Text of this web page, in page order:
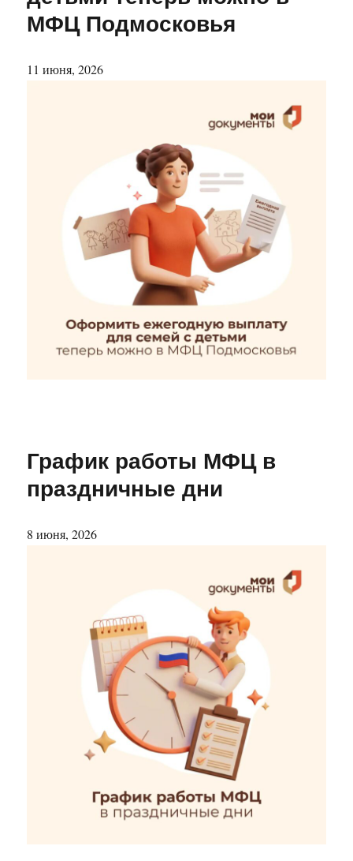
МФЦ Подмосковья
11 июня, 2026
График работы МФЦ в
праздничные дни
8 июня, 2026